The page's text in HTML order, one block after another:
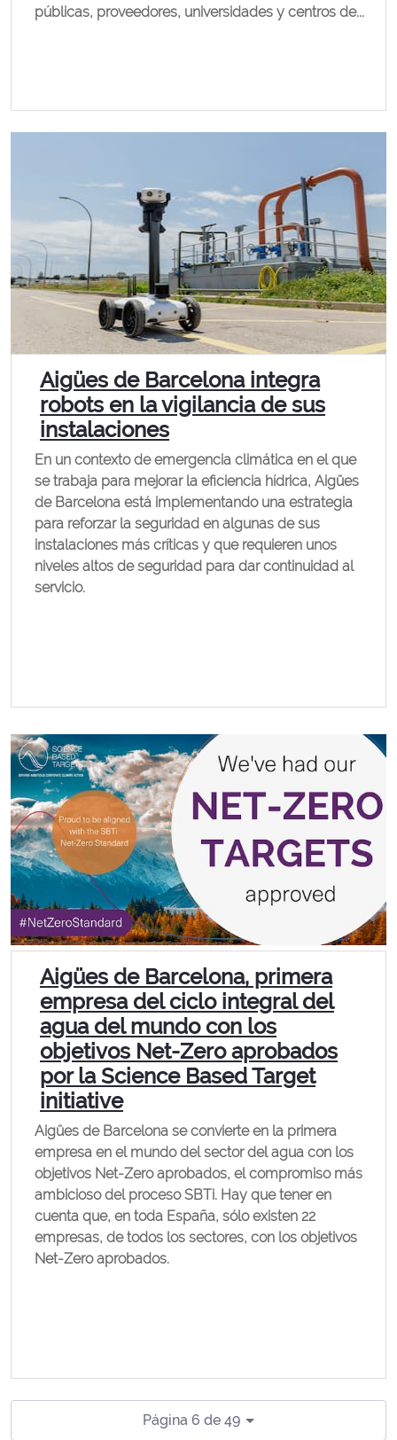
públicas, proveedores, universidades y centros de...
Aigües de Barcelona integra
robots en la vigilancia de sus
instalaciones
En un contexto de emergencia climática en el que
se trabaja para mejorar la eficiencia hídrica, Aigües
de Barcelona está implementando una estrategia
para reforzar la seguridad en algunas de sus
instalaciones más críticas y que requieren unos
niveles altos de seguridad para dar continuidad al
servicio.
Aigües de Barcelona, primera
empresa del ciclo integral del
agua del mundo con los
objetivos Net-Zero aprobados
por la Science Based Target
initiative
Aigües de Barcelona se convierte en la primera
empresa en el mundo del sector del agua con los
objetivos Net-Zero aprobados, el compromiso más
ambicioso del proceso SBTi. Hay que tener en
cuenta que, en toda España, sólo existen 22
empresas, de todos los sectores, con los objetivos
Net-Zero aprobados.
Página 6 de 49